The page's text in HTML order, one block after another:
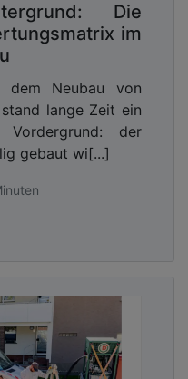
Die
im
dem Neubau von
lange Zeit ein
der
gebaut wi[...]